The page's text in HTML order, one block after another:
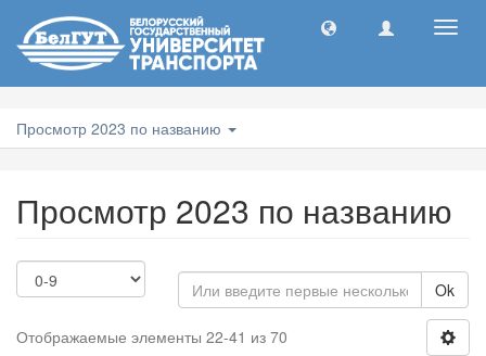
Просмотр 2023 по названию
Просмотр 2023 по названию
Ok
Отображаемые элементы 22-41 из 70